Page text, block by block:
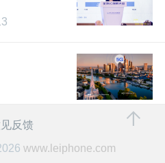
反馈
www.leiphone.com